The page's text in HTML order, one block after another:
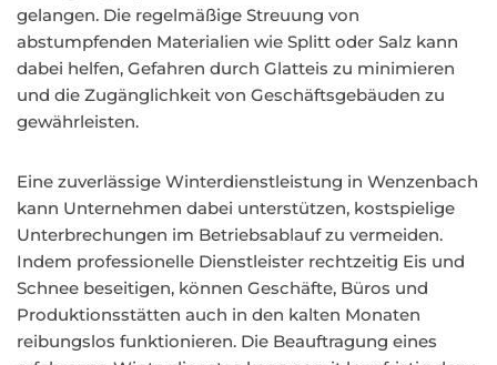
gelangen. Die regelmäßige Streuung von
abstumpfenden Materialien wie Splitt oder Salz kann
dabei helfen, Gefahren durch Glatteis zu minimieren
und die Zugänglichkeit von Geschäftsgebäuden zu
gewährleisten.
Eine zuverlässige Winterdienstleistung in Wenzenbach
kann Unternehmen dabei unterstützen, kostspielige
Unterbrechungen im Betriebsablauf zu vermeiden.
Indem professionelle Dienstleister rechtzeitig Eis und
Schnee beseitigen, können Geschäfte, Büros und
Produktionsstätten auch in den kalten Monaten
reibungslos funktionieren. Die Beauftragung eines